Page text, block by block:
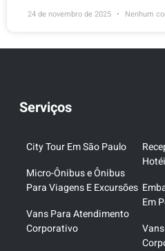
24 de novembro de 2025 Nenhum
Serviços
City Tour Em São Paulo
Micro-Ônibus e Ônibus
Para Viagens E Excursões
Vans Para Atendimento
Corporativo
Em